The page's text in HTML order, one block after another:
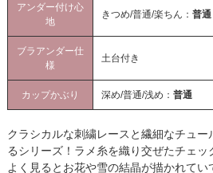
アンダー付け心
地
きつめ/普通/楽ちん： 普通
ブラアンダー仕
様
土台付き
カップかぶり 深め/普通/浅め： 普通
クラシカルな刺繍レースと繊細なチュ
るシリーズ！ラメ糸を織り交ぜたチェッ
よく見るとお花や雪の結晶が描かれて